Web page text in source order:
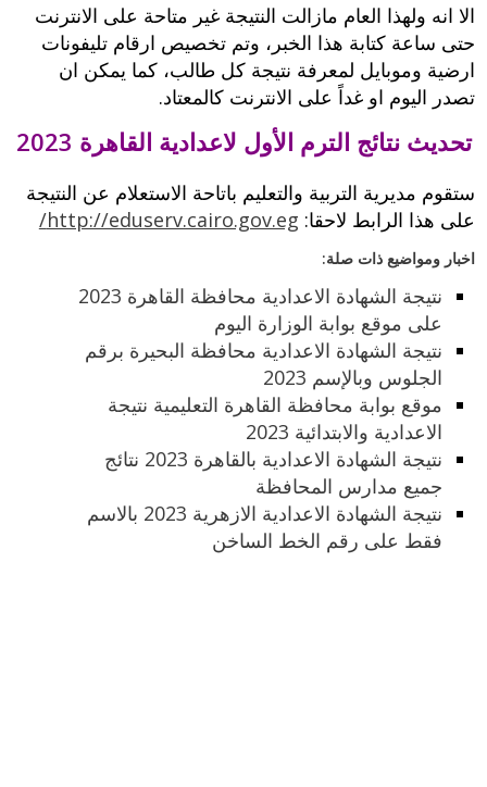
الا انه ولهذا العام مازالت النتيجة غير متاحة على الانترنت
حتى ساعة كتابة هذا الخبر، وتم تخصيص ارقام تليفونات
ارضية وموبايل لمعرفة نتيجة كل طالب، كما يمكن ان
تصدر اليوم او غداً على الانترنت كالمعتاد.
تحديث نتائج الترم الأول لاعدادية القاهرة 2023
ستقوم مديرية التربية والتعليم باتاحة الاستعلام عن النتيجة
على هذا الرابط لاحقا: http://eduserv.cairo.gov.eg/
اخبار ومواضيع ذات صلة:
نتيجة الشهادة الاعدادية محافظة القاهرة 2023
على موقع بوابة الوزارة اليوم
نتيجة الشهادة الاعدادية محافظة البحيرة برقم
الجلوس وبالإسم 2023
موقع بوابة محافظة القاهرة التعليمية نتيجة
الاعدادية والابتدائية 2023
نتيجة الشهادة الاعدادية بالقاهرة 2023 نتائج
جميع مدارس المحافظة
نتيجة الشهادة الاعدادية الازهرية 2023 بالاسم
فقط على رقم الخط الساخن